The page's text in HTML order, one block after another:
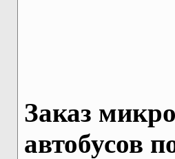
Заказ
автобусов